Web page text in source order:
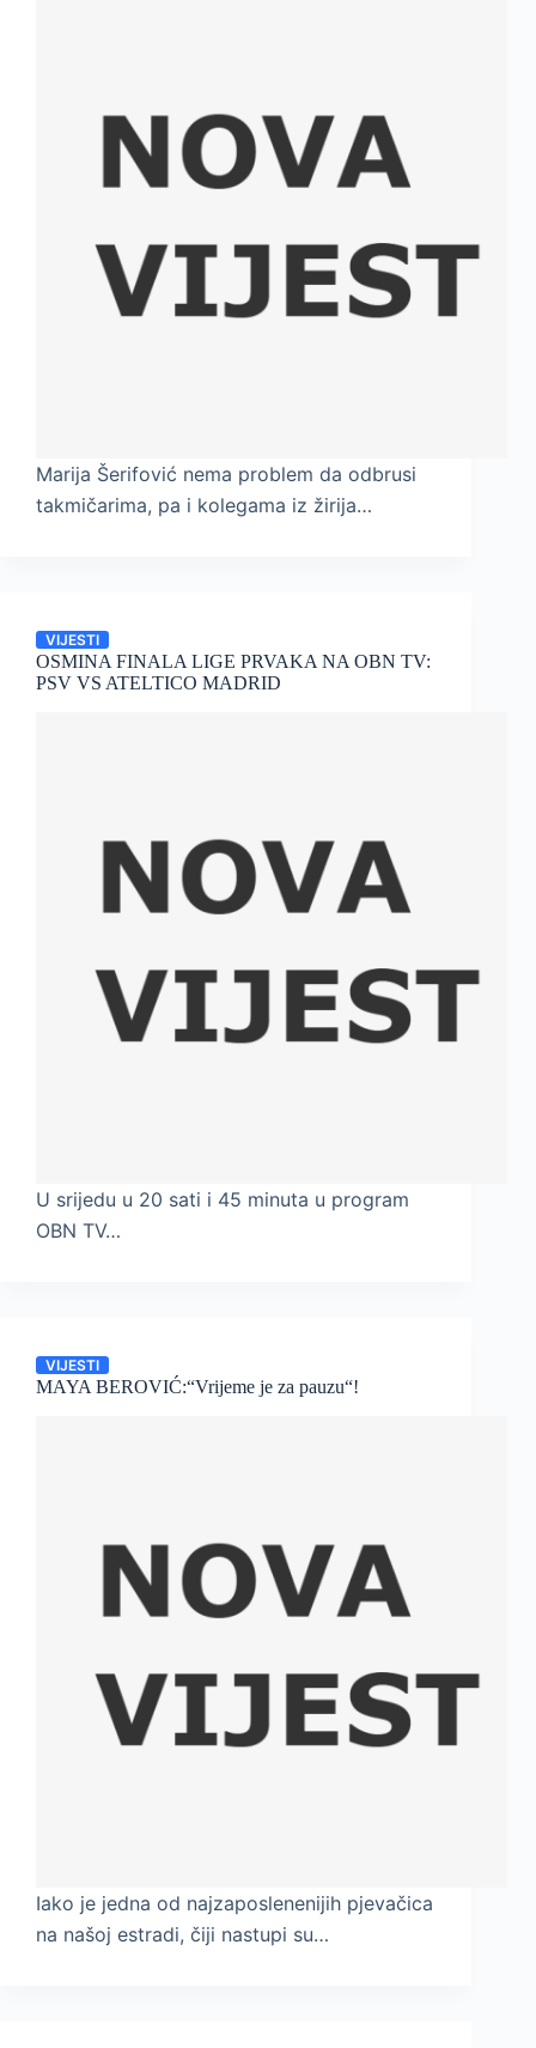
Marija Šerifović nema problem da odbrusi
takmičarima, pa i kolegama iz žirija…
VIJESTI
OSMINA FINALA LIGE PRVAKA NA OBN TV:
PSV VS ATELTICO MADRID
U srijedu u 20 sati i 45 minuta u program
OBN TV…
VIJESTI
MAYA BEROVIĆ:“Vrijeme je za pauzu“!
Iako je jedna od najzaposlenenijih pjevačica
na našoj estradi, čiji nastupi su…